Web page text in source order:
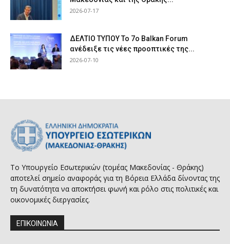
2026-07-17
ΔΕΛΤΙΟ ΤΥΠΟΥ Το 7ο Balkan Forum
ανέδειξε τις νέες προοπτικές της...
2026-07-10
Το Υπουργείο Εσωτερικών (τομέας Μακεδονίας - Θράκης)
αποτελεί σημείο αναφοράς για τη Βόρεια Ελλάδα δίνοντας της
τη δυνατότητα να αποκτήσει φωνή και ρόλο στις πολιτικές και
οικονομικές διεργασίες.
ΕΠΙΚΟΙΝΩΝΙΑ